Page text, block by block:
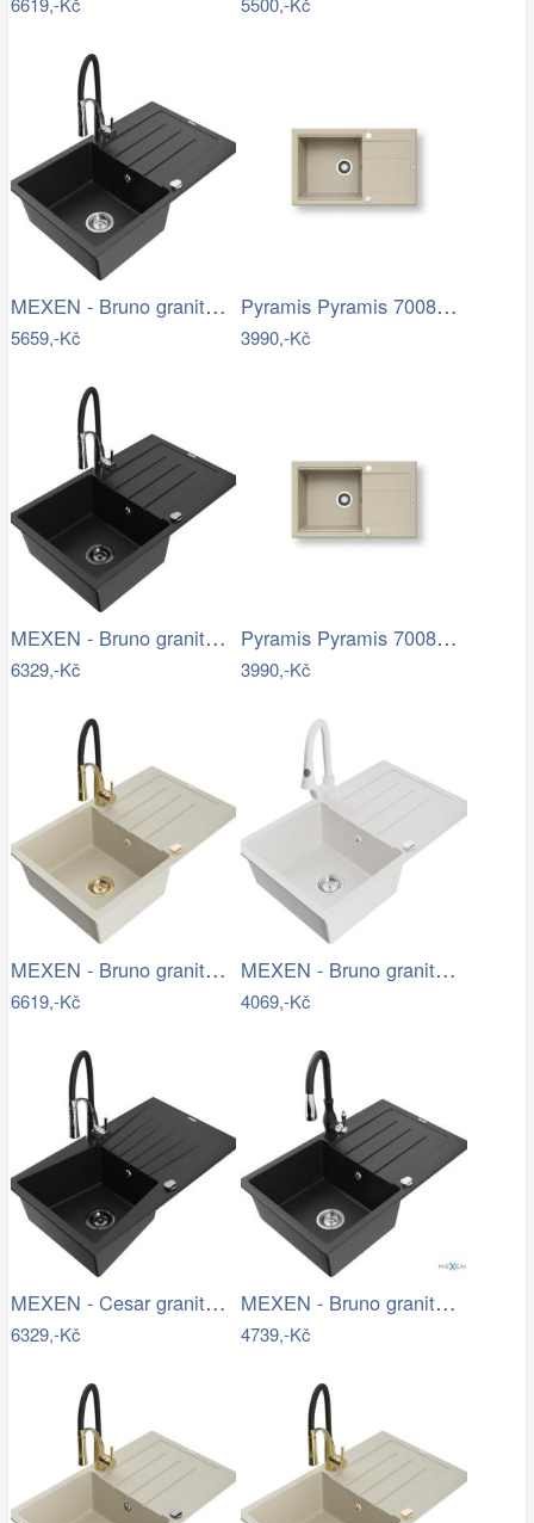
MEXEN - Bruno granitový dřez s…
5659,-Kč
Pyramis Pyramis 70083601 - Kuchyňský…
3990,-Kč
MEXEN - Bruno granitový dřez s…
6329,-Kč
Pyramis Pyramis 70083601 - Kuchyňský…
3990,-Kč
MEXEN - Bruno granitový dřez s…
6619,-Kč
MEXEN - Bruno granitový dřez 1 s…
4069,-Kč
MEXEN - Cesar granitový dřez s…
6329,-Kč
MEXEN - Bruno granitový dřez 1 s…
4739,-Kč